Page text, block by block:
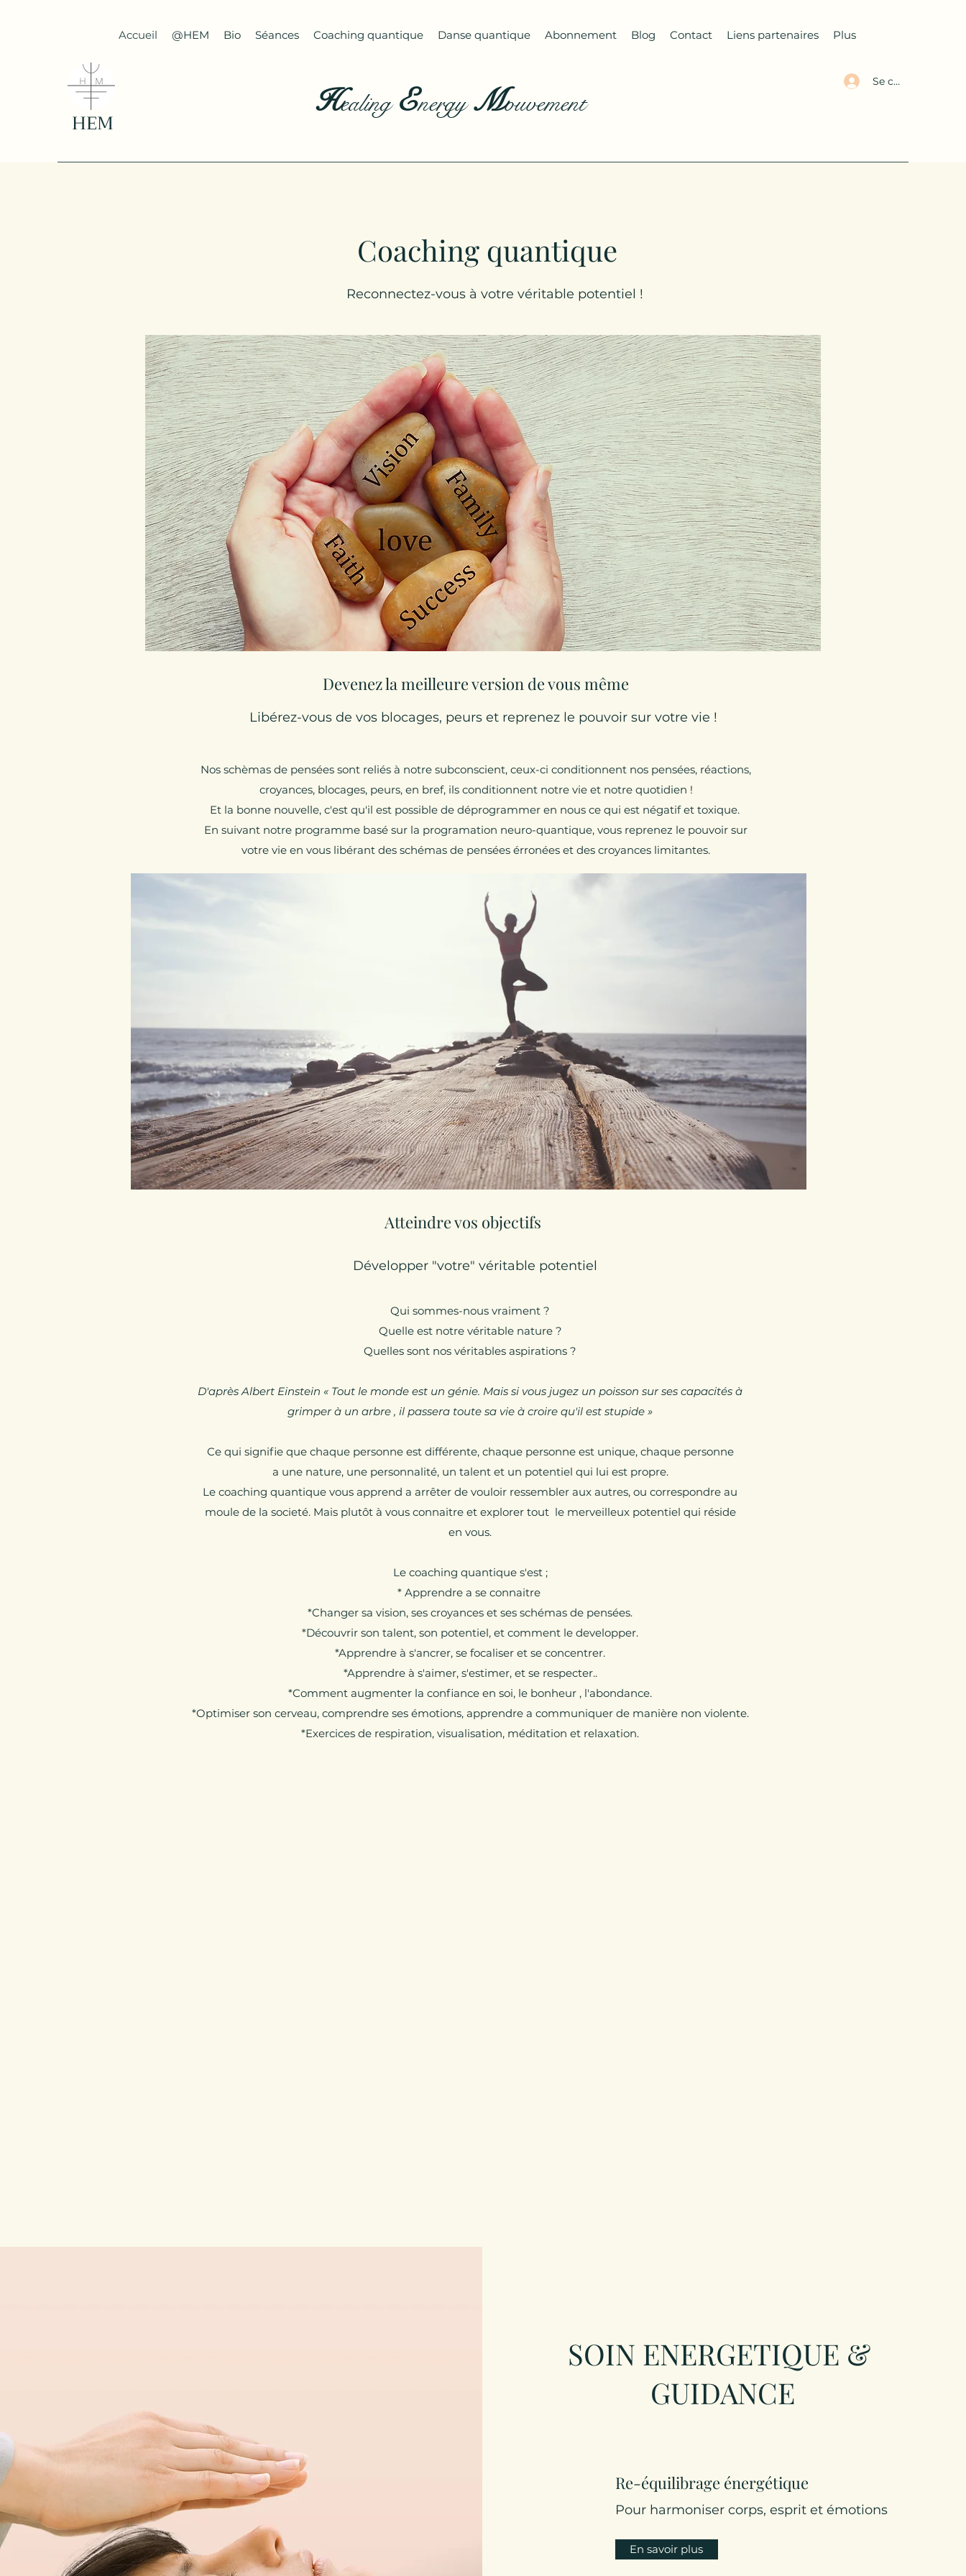
HEM
Accueil @HEM Bio Séances Coaching quantique Danse quantique Abonnement Blog Contact Liens partenaires Plus
HealingEnergy Mouvement
Se connecter
Coaching quantique
Reconnectez-vous à votre véritable potentiel !
Devenez la meilleure version de vous même
Libérez-vous de vos blocages, peurs et reprenez le pouvoir sur votre vie !
Nos schèmas de pensées sont reliés à notre subconscient, ceux-ci conditionnent nos pensées, réactions,
croyances, blocages, peurs, en bref, ils conditionnent notre vie et notre quotidien !
Et la bonne nouvelle, c'est qu'il est possible de déprogrammer en nous ce qui est négatif et toxique.
En suivant notre programme basé sur la programation neuro-quantique, vous reprenez le pouvoir sur
votre vie en vous libérant des schémas de pensées érronées et des croyances limitantes.
Atteindre vos objectifs
Développer "votre" véritable potentiel
Qui sommes-nous vraiment ?
Quelle est notre véritable nature ?
Quelles sont nos véritables aspirations ?
D'après Albert Einstein « Tout le monde est un génie. Mais si vous jugez un poisson sur ses capacités à
grimper à un arbre , il passera toute sa vie à croire qu'il est stupide »
Ce qui signifie que chaque personne est différente, chaque personne est unique, chaque personne
a une nature, une personnalité, un talent et un potentiel qui lui est propre.
Le coaching quantique vous apprend a arrêter de vouloir ressembler aux autres, ou correspondre au
moule de la societé. Mais plutôt à vous connaitre et explorer tout le merveilleux potentiel qui réside
en vous.
Le coaching quantique s'est ;
* Apprendre a se connaitre
*Changer sa vision, ses croyances et ses schémas de pensées.
*Découvrir son talent, son potentiel, et comment le developper.
*Apprendre à s'ancrer, se focaliser et se concentrer.
*Apprendre à s'aimer, s'estimer, et se respecter..
*Comment augmenter la confiance en soi, le bonheur , l'abondance.
*Optimiser son cerveau, comprendre ses émotions, apprendre a communiquer de manière non violente.
*Exercices de respiration, visualisation, méditation et relaxation.
SOIN ENERGETIQUE &
GUIDANCE
Re-équilibrage énergétique
Pour harmoniser corps, esprit et émotions
En savoir plus